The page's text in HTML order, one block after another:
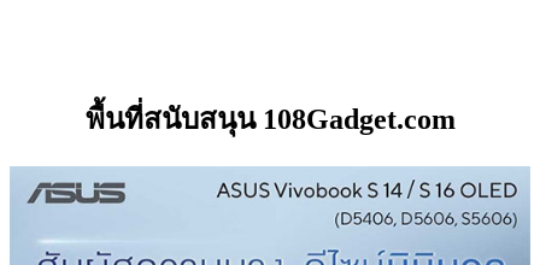
พื้นที่สนับสนุน 108Gadget.com